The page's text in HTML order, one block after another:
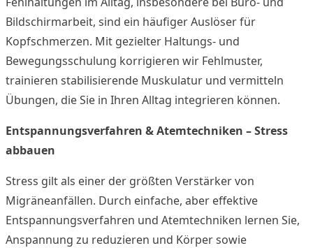
Bildschirmarbeit, sind ein häufiger Auslöser für
Kopfschmerzen. Mit gezielter Haltungs- und
Bewegungsschulung korrigieren wir Fehlmuster,
trainieren stabilisierende Muskulatur und vermitteln
Übungen, die Sie in Ihren Alltag integrieren können.
Entspannungsverfahren & Atemtechniken – Stress
abbauen
Stress gilt als einer der größten Verstärker von
Migräneanfällen. Durch einfache, aber effektive
Entspannungsverfahren und Atemtechniken lernen Sie,
Anspannung zu reduzieren und Körper sowie